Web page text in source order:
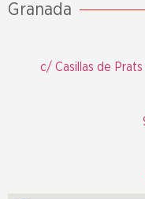
Granada
c/ Casillas de Prats